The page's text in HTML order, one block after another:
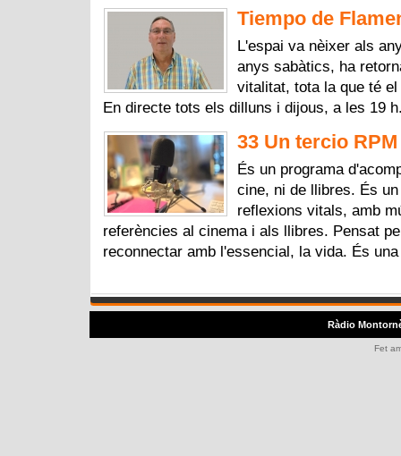
Tiempo de
L'espai va nèixer als
anys sabàtics, ha
vitalitat, tota la que té
En directe tots els dilluns i dijous, a les 19
33 Un tercio RPM
És un programa
cine, ni de llibres. És
reflexions vitals, amb
referències al cinema i als llibres. Pensat
reconnectar amb l'essencial, la vida. És
Ràdio
Fet